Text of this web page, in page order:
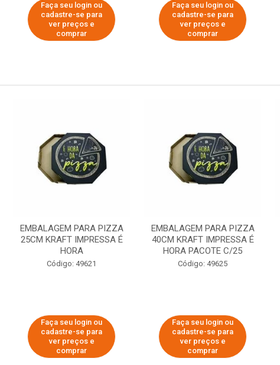
Faça seu login ou
cadastre-se para
ver preços e
comprar
Faça seu login ou
cadastre-se para
ver preços e
comprar
EMBALAGEM PARA PIZZA
25CM KRAFT IMPRESSA É
HORA
Código: 49621
Faça seu login ou
cadastre-se para
ver preços e
comprar
EMBALAGEM PARA PIZZA
40CM KRAFT IMPRESSA É
HORA PACOTE C/25
Código: 49625
Faça seu login ou
cadastre-se para
ver preços e
comprar